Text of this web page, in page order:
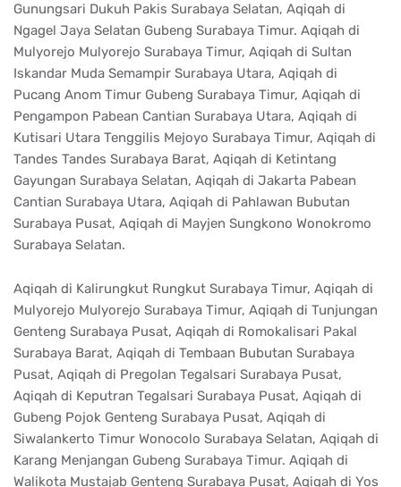
Gunungsari Dukuh Pakis Surabaya Selatan, Aqiqah di
Ngagel Jaya Selatan Gubeng Surabaya Timur. Aqiqah di
Mulyorejo Mulyorejo Surabaya Timur, Aqiqah di Sultan
Iskandar Muda Semampir Surabaya Utara, Aqiqah di
Pucang Anom Timur Gubeng Surabaya Timur, Aqiqah di
Pengampon Pabean Cantian Surabaya Utara, Aqiqah di
Kutisari Utara Tenggilis Mejoyo Surabaya Timur, Aqiqah di
Tandes Tandes Surabaya Barat, Aqiqah di Ketintang
Gayungan Surabaya Selatan, Aqiqah di Jakarta Pabean
Cantian Surabaya Utara, Aqiqah di Pahlawan Bubutan
Surabaya Pusat, Aqiqah di Mayjen Sungkono Wonokromo
Surabaya Selatan.
Aqiqah di Kalirungkut Rungkut Surabaya Timur, Aqiqah di
Mulyorejo Mulyorejo Surabaya Timur, Aqiqah di Tunjungan
Genteng Surabaya Pusat, Aqiqah di Romokalisari Pakal
Surabaya Barat, Aqiqah di Tembaan Bubutan Surabaya
Pusat, Aqiqah di Pregolan Tegalsari Surabaya Pusat,
Aqiqah di Keputran Tegalsari Surabaya Pusat, Aqiqah di
Gubeng Pojok Genteng Surabaya Pusat, Aqiqah di
Siwalankerto Timur Wonocolo Surabaya Selatan, Aqiqah di
Karang Menjangan Gubeng Surabaya Timur. Aqiqah di
Walikota Mustajab Genteng Surabaya Pusat, Aqiqah di Yos